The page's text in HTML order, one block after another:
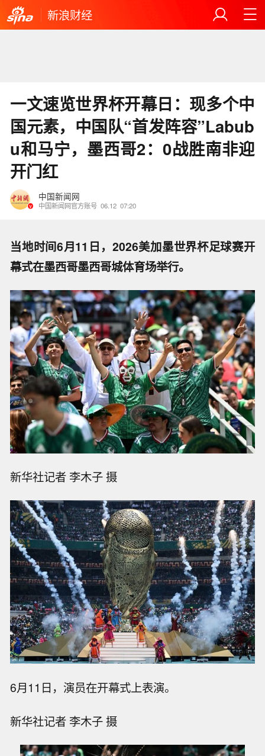
新浪财经
一文速览世界杯开幕日：现多个中
国元素，中国队“首发阵容”Labub
u和马宁，墨西哥2：0战胜南非迎
开门红
中国新闻网
中国新闻网官方账号 06.12 07:20
当地时间6月11日，2026美加墨世界杯足球赛开
幕式在墨西哥墨西哥城体育场举行。
新华社记者 李木子 摄
6月11日，演员在开幕式上表演。
新华社记者 李木子 摄